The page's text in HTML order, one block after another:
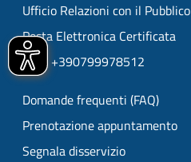
Ufficio Relazioni con il Pubblico
Posta Elettronica Certificata
URP: +390799978512
Domande frequenti (FAQ)
Prenotazione appuntamento
Segnala disservizio